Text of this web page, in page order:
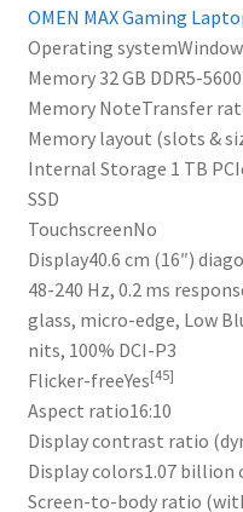
OMEN MAX Gaming
Operating system
Memory 32 GB DDR5-
Memory NoteTransfer
Memory layout (slots &
Internal Storage 1 TB
SSD
TouchscreenNo
Display40.6 cm (16″)
48-240 Hz, 0.2 ms
glass, micro-edge, Low
nits, 100% DCI-P3
Flicker-freeYes[45]
Aspect ratio16:10
Display contrast ratio
Display colors1.07 billion
Screen-to-body ratio